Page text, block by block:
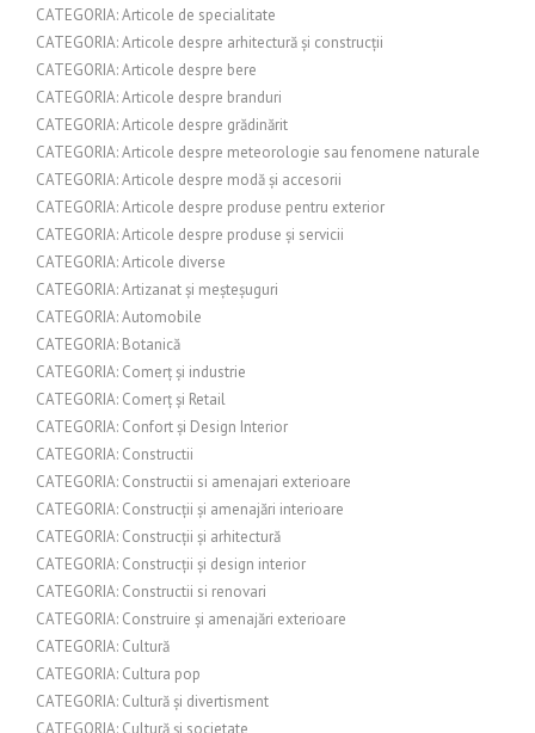
CATEGORIA: Articole de specialitate
CATEGORIA: Articole despre arhitectură și construcții
CATEGORIA: Articole despre bere
CATEGORIA: Articole despre branduri
CATEGORIA: Articole despre grădinărit
CATEGORIA: Articole despre meteorologie sau fenomene naturale
CATEGORIA: Articole despre modă și accesorii
CATEGORIA: Articole despre produse pentru exterior
CATEGORIA: Articole despre produse și servicii
CATEGORIA: Articole diverse
CATEGORIA: Artizanat și meșteșuguri
CATEGORIA: Automobile
CATEGORIA: Botanică
CATEGORIA: Comerț și industrie
CATEGORIA: Comerț și Retail
CATEGORIA: Confort și Design Interior
CATEGORIA: Constructii
CATEGORIA: Constructii si amenajari exterioare
CATEGORIA: Construcții și amenajări interioare
CATEGORIA: Construcții și arhitectură
CATEGORIA: Construcții și design interior
CATEGORIA: Constructii si renovari
CATEGORIA: Construire și amenajări exterioare
CATEGORIA: Cultură
CATEGORIA: Cultura pop
CATEGORIA: Cultură și divertisment
CATEGORIA: Cultură și societate